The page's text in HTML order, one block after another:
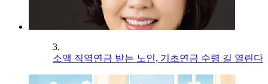
3.
소액 직역연금 받는 노인, 기초연금 수령 길 열린다